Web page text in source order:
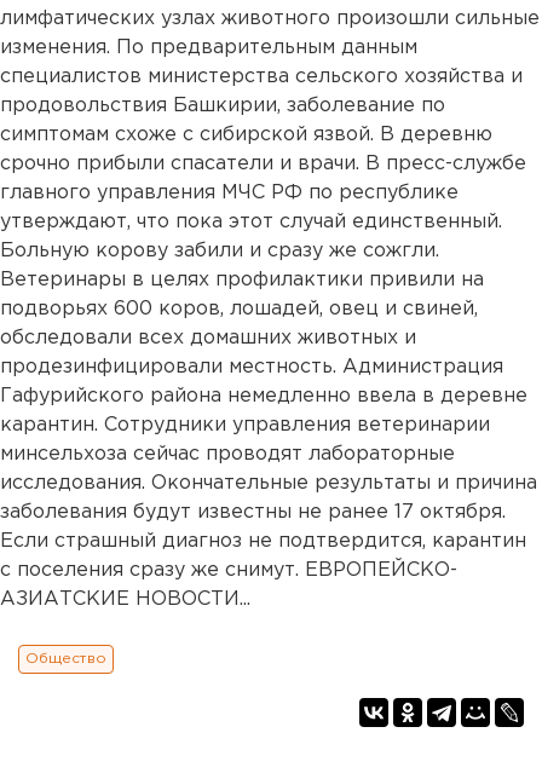
лимфатических узлах животного произошли сильные
изменения. По предварительным данным
специалистов министерства сельского хозяйства и
продовольствия Башкирии, заболевание по
симптомам схоже с сибирской язвой. В деревню
срочно прибыли спасатели и врачи. В пресс-службе
главного управления МЧС РФ по республике
утверждают, что пока этот случай единственный.
Больную корову забили и сразу же сожгли.
Ветеринары в целях профилактики привили на
подворьях 600 коров, лошадей, овец и свиней,
обследовали всех домашних животных и
продезинфицировали местность. Администрация
Гафурийского района немедленно ввела в деревне
карантин. Сотрудники управления ветеринарии
минсельхоза сейчас проводят лабораторные
исследования. Окончательные результаты и причина
заболевания будут известны не ранее 17 октября.
Если страшный диагноз не подтвердится, карантин
с поселения сразу же снимут. ЕВРОПЕЙСКО-
АЗИАТСКИЕ НОВОСТИ...
Общество